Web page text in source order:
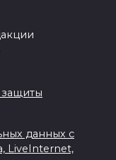
данных с
LiveInternet,